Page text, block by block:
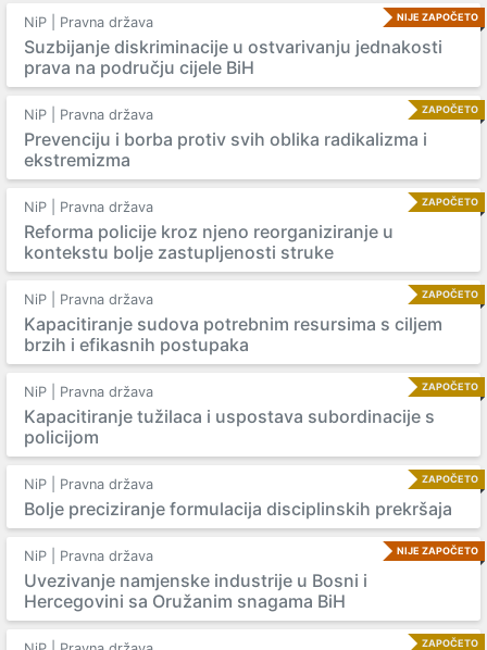
NIJE ZAPOČETO
NiP | Pravna država
Suzbijanje diskriminacije u ostvarivanju jednakosti
prava na području cijele BiH
ZAPOČETO
NiP | Pravna država
Prevenciju i borba protiv svih oblika radikalizma i
ekstremizma
ZAPOČETO
NiP | Pravna država
Reforma policije kroz njeno reorganiziranje u
kontekstu bolje zastupljenosti struke
ZAPOČETO
NiP | Pravna država
Kapacitiranje sudova potrebnim resursima s ciljem
brzih i efikasnih postupaka
ZAPOČETO
NiP | Pravna država
Kapacitiranje tužilaca i uspostava subordinacije s
policijom
ZAPOČETO
NiP | Pravna država
Bolje preciziranje formulacija disciplinskih prekršaja
NIJE ZAPOČETO
NiP | Pravna država
Uvezivanje namjenske industrije u Bosni i
Hercegovini sa Oružanim snagama BiH
ZAPOČETO